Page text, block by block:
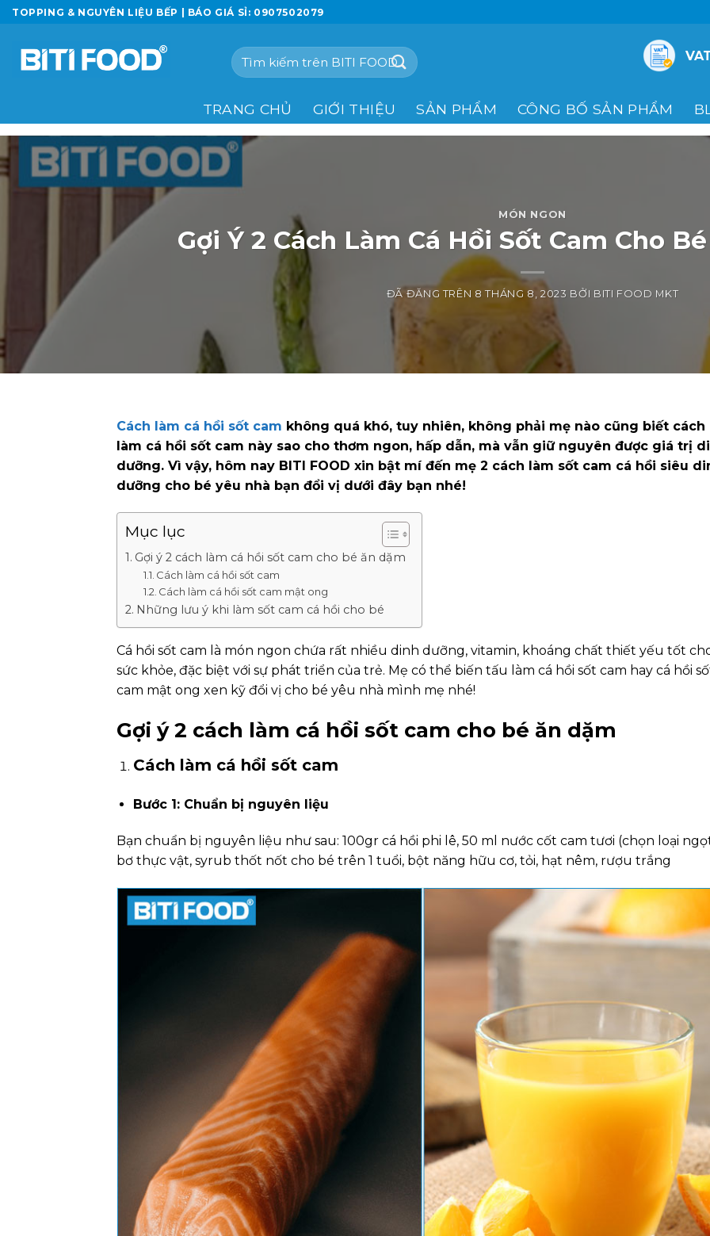
Chuyển
đến
dung
TOPPING & NGUYÊN LIỆU BẾP | BÁO GIÁ SỈ: 0907502079
Tìm
kiếm:
TRANG CHỦ GIỚI THIỆU SẢN PHẨM CÔNG BỐ SẢN PHẨM
MÓN NGON
Gợi Ý 2 Cách Làm Cá Hồi Sốt Cam Cho
ĐÃ ĐĂNG TRÊN 8 THÁNG 8, 2023 BỞI BITI FOOD MKT
Cách làm cá hồi sốt cam không quá khó, tuy nhiên, không phải mẹ nào cũng biết cách
làm cá hồi sốt cam này sao cho thơm ngon, hấp dẫn, mà vẫn giữ nguyên được giá trị
dưỡng. Vì vậy, hôm nay BITI FOOD xin bật mí đến mẹ 2 cách làm sốt cam cá hồi siêu
dưỡng cho bé yêu nhà bạn đổi vị dưới đây bạn nhé!
Mục lục
Gợi ý 2 cách làm cá hồi sốt cam cho bé ăn dặm
Cách làm cá hồi sốt cam
Cách làm cá hồi sốt cam mật ong
Những lưu ý khi làm sốt cam cá hồi cho bé
Cá hồi sốt cam là món ngon chứa rất nhiều dinh dưỡng, vitamin, khoáng chất thiết yếu tốt
sức khỏe, đặc biệt với sự phát triển của trẻ. Mẹ có thể biến tấu làm cá hồi sốt cam hay cá hồi
cam mật ong xen kỹ đổi vị cho bé yêu nhà mình mẹ nhé!
Gợi ý 2 cách làm cá hồi sốt cam cho bé ăn dặm
Cách làm cá hồi sốt cam
Bước 1: Chuẩn bị nguyên liệu
Bạn chuẩn bị nguyên liệu như sau: 100gr cá hồi phi lê, 50 ml nước cốt cam tươi (chọn loại
bơ thực vật, syrub thốt nốt cho bé trên 1 tuổi, bột năng hữu cơ, tỏi, hạt nêm, rượu trắng